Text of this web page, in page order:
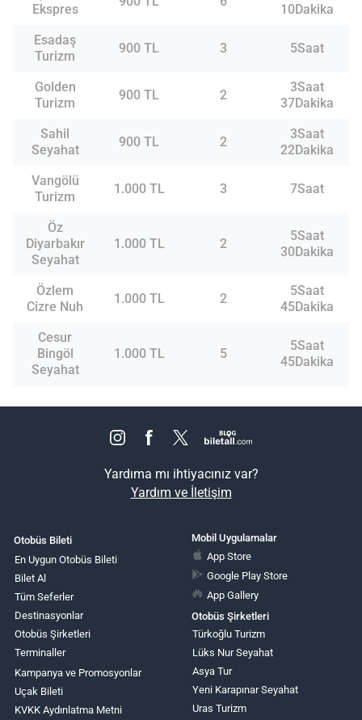
Ekspres
10Dakika
Esadaş
Turizm
900 TL 3 5Saat
Golden
Turizm
900 TL 2
3Saat
37Dakika
Sahil
Seyahat
900 TL 2
3Saat
22Dakika
Vangölü
Turizm
1.000 TL 3 7Saat
Öz
Diyarbakır
Seyahat
1.000 TL 2
5Saat
30Dakika
Özlem
Cizre Nuh
1.000 TL 2
5Saat
45Dakika
Cesur
Bingöl
Seyahat
1.000 TL 5
5Saat
45Dakika
Yardıma mı ihtiyacınız var?
Yardım ve İletişim
Otobüs Bileti
En Uygun Otobüs Bileti
Bilet Al
Tüm Seferler
Destinasyonlar
Otobüs Şirketleri
Terminaller
Kampanya ve Promosyonlar
Uçak Bileti
KVKK Aydınlatma Metni
Mobil Uygulamalar
App Store
Google Play Store
App Gallery
Otobüs Şirketleri
Türkoğlu Turizm
Lüks Nur Seyahat
Asya Tur
Yeni Karapınar Seyahat
Uras Turizm